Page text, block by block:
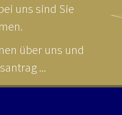
uns sind Sie
über uns und
...